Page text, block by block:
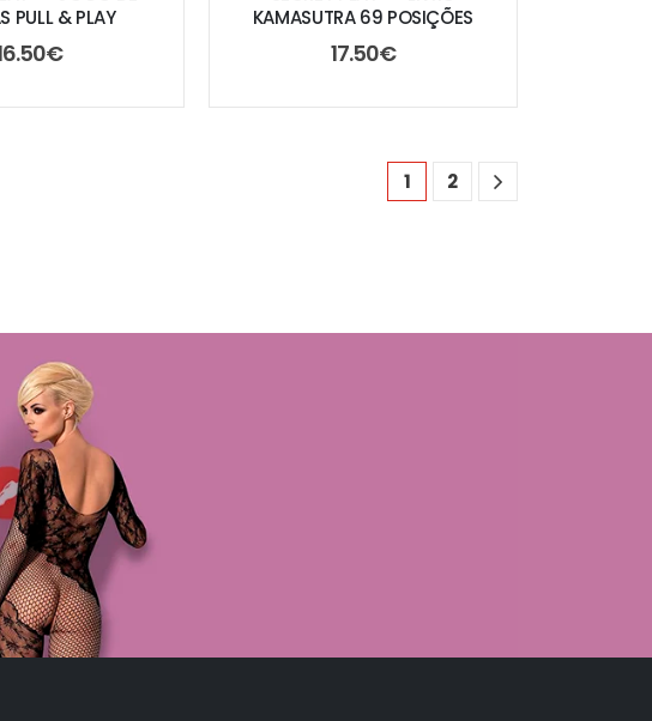
PULL & PLAY
€
KAMASUTRA 69 POSIÇÕES
17.50€
1 2